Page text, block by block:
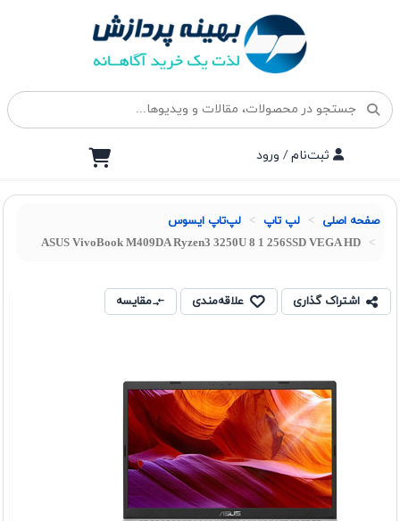
ثبت‌نام / ورود
صفحه اصلی لپ تاپ لپ‌تاپ ایسوس
ASUS VivoBook M409DA Ryzen3 3250U 8 1 256SSD VEGA HD
اشتراک گذاری علاقه‌مندی مقایسه